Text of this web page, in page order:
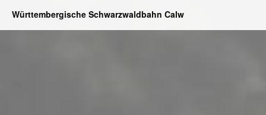
Württembergische Schwarzwaldbahn Calw